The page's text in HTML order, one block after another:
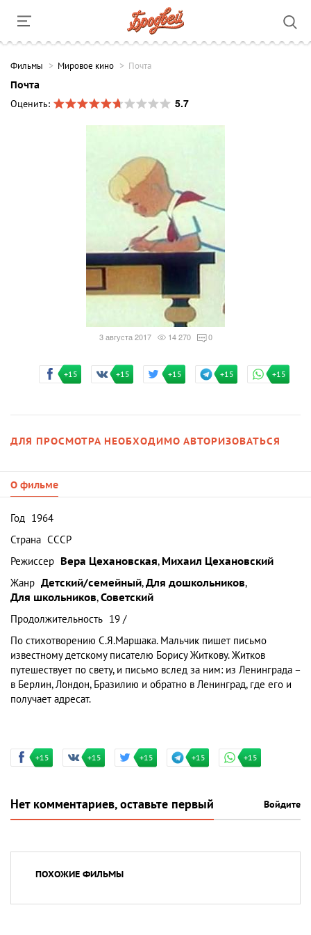
Фильмы Мировое кино Почта
Почта
Оценить:
5.7
3 августа 2017 14 270 0
+15 +15 +15 +15 +15
ДЛЯ ПРОСМОТРА НЕОБХОДИМО АВТОРИЗОВАТЬСЯ
О фильме
Год 1964
Страна СССР
Режиссер Вера Цехановская, Михаил Цехановский
Жанр Детский/семейный,Для дошкольников,
Для школьников,Советский
Продолжительность 19 /
По стихотворению С.Я.Маршака. Мальчик пишет письмо
известному детскому писателю Борису Житкову. Житков
путешествует по свету, и письмо вслед за ним: из Ленинграда –
в Берлин, Лондон, Бразилию и обратно в Ленинград, где его и
получает адресат.
+15 +15 +15 +15 +15
Нет комментариев, оставьте первый Войдите
ПОХОЖИЕ ФИЛЬМЫ